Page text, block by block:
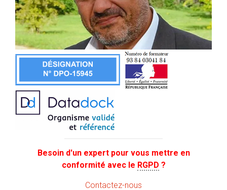
Besoin d'un expert pour vous mettre en
conformité avec le RGPD ?
Contactez-nous